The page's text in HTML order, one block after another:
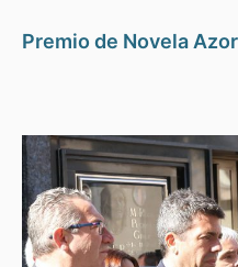
Premio de Novela